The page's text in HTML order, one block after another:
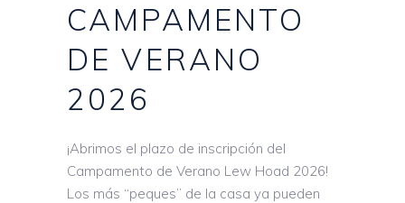
CAMPAMENTO
DE VERANO
2026
¡Abrimos el plazo de inscripción del
Campamento de Verano Lew Hoad 2026!
Los más “peques” de la casa ya pueden